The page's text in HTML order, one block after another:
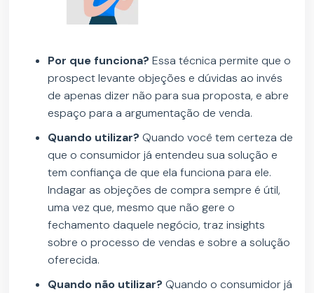
Por que funciona? Essa técnica permite que o
prospect levante objeções e dúvidas ao invés
de apenas dizer não para sua proposta, e abre
espaço para a argumentação de venda.
Quando utilizar?Quando você tem certeza de
que o consumidor já entendeu sua solução e
tem confiança de que ela funciona para ele.
Indagar as objeções de compra sempre é útil,
uma vez que, mesmo que não gere o
fechamento daquele negócio, traz insights
sobre o processo de vendas e sobre a solução
oferecida.
Quando não utilizar? Quando o consumidor já